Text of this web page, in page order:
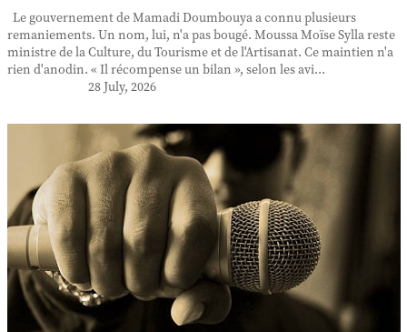
Le gouvernement de Mamadi Doumbouya a connu plusieurs
remaniements. Un nom, lui, n'a pas bougé. Moussa Moïse Sylla reste
ministre de la Culture, du Tourisme et de l'Artisanat. Ce maintien n'a
rien d'anodin. « Il récompense un bilan », selon les avi...
28 July, 2026